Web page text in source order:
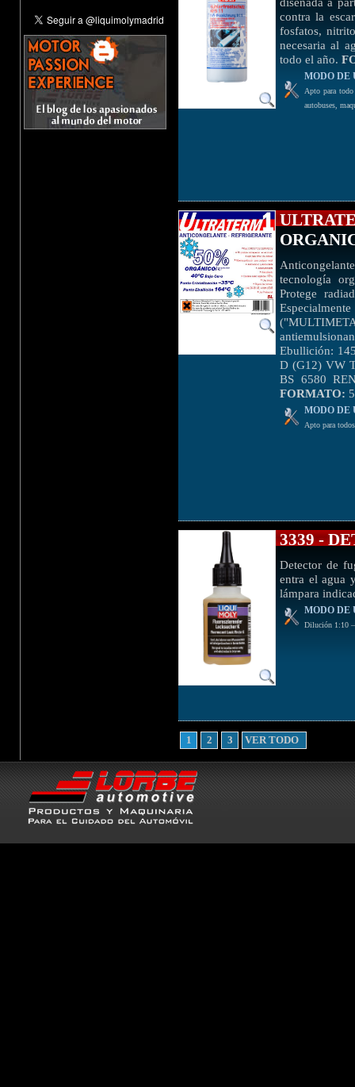
contra la
fosfatos,
necesaria al
todo el año.
MODO DE
Apto para
autobuses,
tecnología
Protege
Ebullición:
D (G12) VW
BS 6580
FORMATO:
MODO DE
Apto para
3339 -
Detector de
entra el agua
lámpara
MODO DE
Dilución 1:10
1 2 3 VER TODO